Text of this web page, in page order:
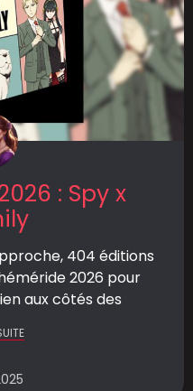
: Spy x
404 éditions
2026 pour
aux côtés des